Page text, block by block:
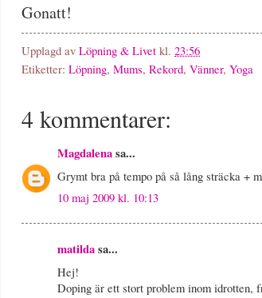
Gonatt!
Upplagd av Löpning & Livet kl. 23:56
Etiketter: Löpning, Mums, Rekord, Vänner, Yoga
4 kommentarer:
Magdalenasa...
Grymt bra på tempo på så lång sträcka +
10 maj 2009 kl. 10:13
matildasa...
Hej!
Doping är ett stort problem inom idrotten,